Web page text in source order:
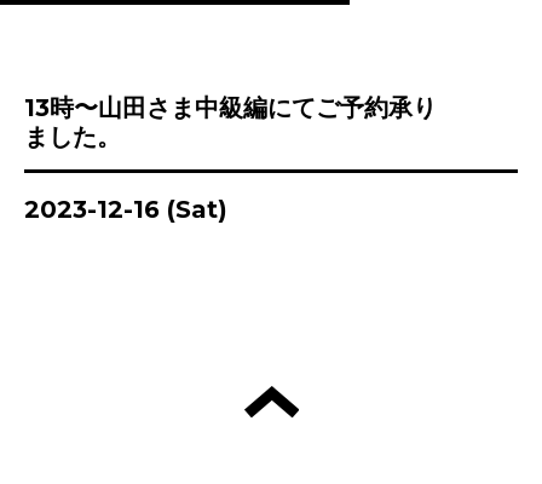
13時〜山田さま中級編にてご予約承り
ました。
2023-12-16 (Sat)